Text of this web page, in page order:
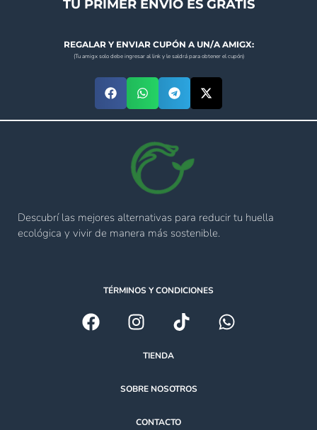
TU PRIMER ENVÍO ES GRATIS
REGALAR Y ENVIAR CUPÓN A UN/A AMIGX:
(Tu amigx solo debe ingresar al link y le saldrá para obtener el cupón)
Descubrí las mejores alternativas para reducir tu huella
ecológica y vivir de manera más sostenible.
TÉRMINOS Y CONDICIONES
TIENDA
SOBRE NOSOTROS
CONTACTO